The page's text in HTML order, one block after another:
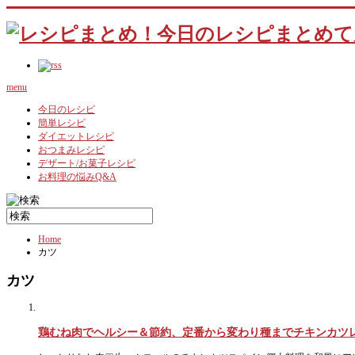
menu
今日のレシピ
簡単レシピ
ダイエットレシピ
おつまみレシピ
デザート/お菓子レシピ
お料理の悩みQ&A
Home
カツ
カツ
鶏むね肉でヘルシー＆節約、定番から変わり種までチキンカ